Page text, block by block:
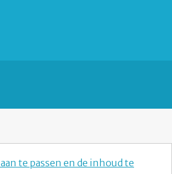
te passen en de inhoud te